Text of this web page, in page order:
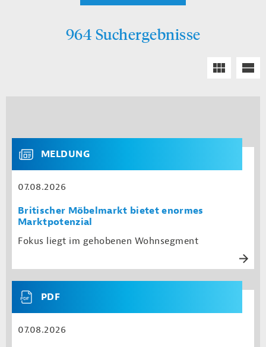
964 Suchergebnisse
MELDUNG
07.08.2026
Britischer Möbelmarkt bietet enormes
Marktpotenzial
Fokus liegt im gehobenen Wohnsegment
PDF
07.08.2026